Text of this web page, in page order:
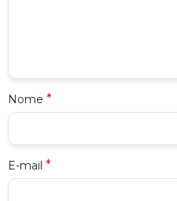
Nome *
E-mail *